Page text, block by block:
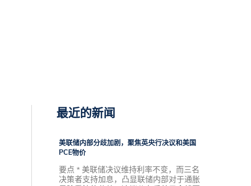
最近的新闻
美联储内部分歧加剧，聚焦英央行决议和美国
PCE物价
要点 * 美联储决议维持利率不变，而三名
决策者支持加息，凸显联储内部对于通胀